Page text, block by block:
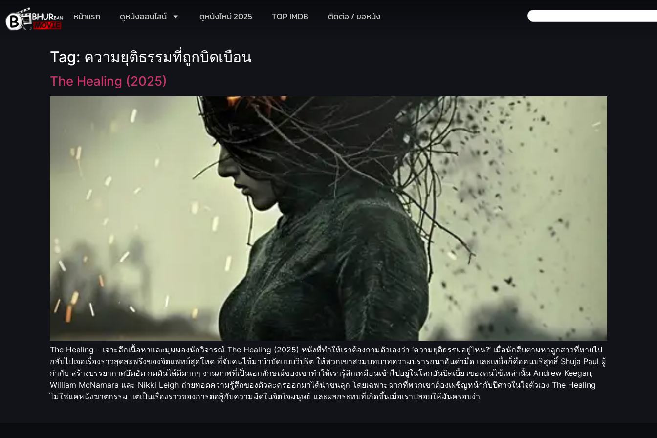
หน้าแรก ดูหนังออนไลน์ ดูหนังใหม่ 2025 TOP IMDB ติดต่อ / ขอหนัง
Tag: ความยุติธรรมที่ถูกบิดเบือน
The Healing (2025)
The Healing – เจาะลึกเนื้อหาและมุมมองนักวิจารณ์ The Healing (2025) หนังที่ทำให้เราต้องถามตัวเองว่า ‘ความยุติธรรมอยู่ไหน?’ เมื่อนักสืบตามหาลูกสาวที่หายไป
กลับไปเจอเรื่องราวสุดสะพรึงของจิตแพทย์สุดโหด ที่จับคนไข้มาบำบัดแบบวิปริต ให้พวกเขาสวมบทบาทความปรารถนาอันดำมืด และเหยื่อก็คือคนบริสุทธิ์ Shuja Paul ผู้
กำกับ สร้างบรรยากาศอึดอัด กดดันได้ดีมากๆ งานภาพที่เป็นเอกลักษณ์ของเขาทำให้เรารู้สึกเหมือนเข้าไปอยู่ในโลกอันบิดเบี้ยวของคนไข้เหล่านั้น Andrew Keegan,
William McNamara และ Nikki Leigh ถ่ายทอดความรู้สึกของตัวละครออกมาได้น่าขนลุก โดยเฉพาะฉากที่พวกเขาต้องเผชิญหน้ากับปีศาจในใจตัวเอง The Healing
ไม่ใช่แค่หนังฆาตกรรม แต่เป็นเรื่องราวของการต่อสู้กับความมืดในจิตใจมนุษย์ และผลกระทบที่เกิดขึ้นเมื่อเราปล่อยให้มันครอบงำ